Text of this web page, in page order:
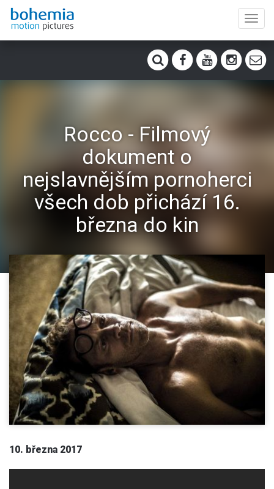
Rocco - Filmový
dokument o
nejslavnějším pornoherci
všech dob přichází 16.
března do kin
10. března 2017